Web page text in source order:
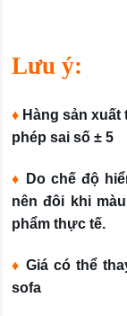
Lưu ý:
♦ Hàng sản
phép sai số ± 5
♦
Do chế độ
nên đôi khi
phẩm thực tế.
♦ Giá có thể
sofa